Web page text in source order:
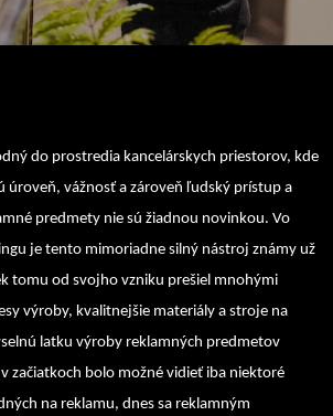
do prostredia kancelárskych priestorov, kde
úroveň, vážnosť a zároveň ľudský prístup a
predmety nie sú žiadnou novinkou. Vo
je tento mimoriadne silný nástroj známy už
tomu od svojho vzniku prešiel mnohými
výroby, kvalitnejšie materiály a stroje na
latku výroby reklamných predmetov
začiatkoch bolo možné vidieť iba niektoré
na reklamu, dnes sa reklamným